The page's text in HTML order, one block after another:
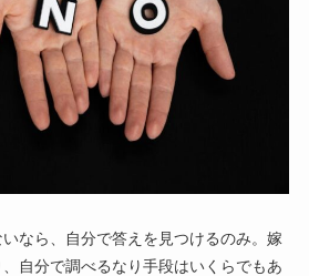
なら、自分で答えを見つけるのみ。嫁
自分で調べるなり手段はいくらでもあ